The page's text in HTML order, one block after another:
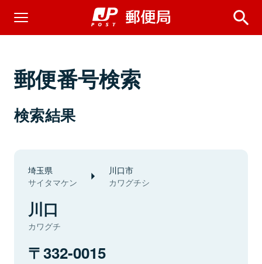
郵便番号検索
検索結果
埼玉県
サイタマケン
川口市
カワグチシ
川口
カワグチ
332-0015